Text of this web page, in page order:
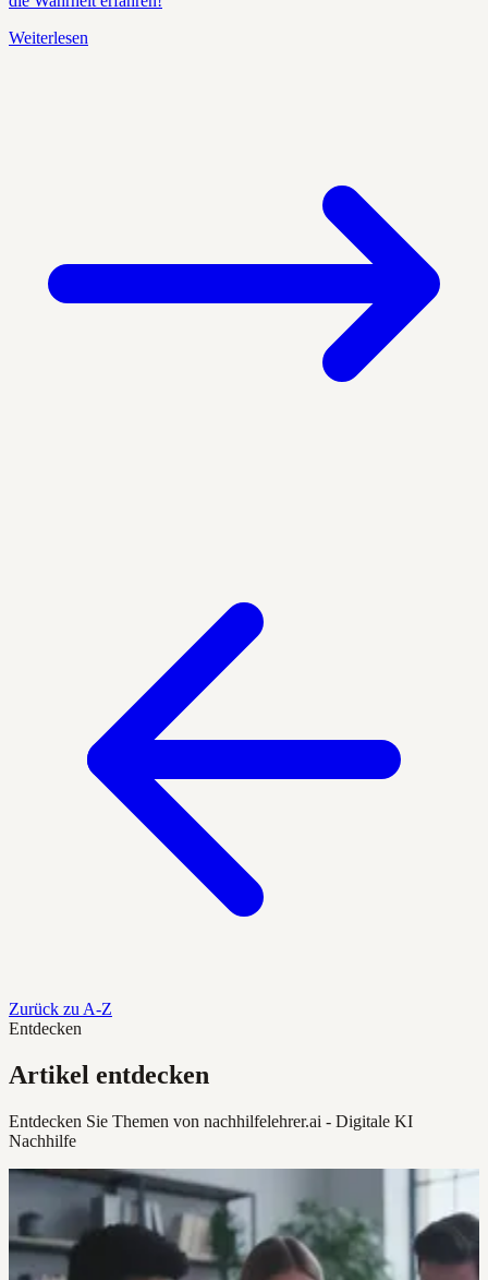
Weiterlesen
Zurück zu A-Z
Entdecken
Artikel entdecken
Entdecken Sie Themen von nachhilfelehrer.ai - Digitale KI
Nachhilfe